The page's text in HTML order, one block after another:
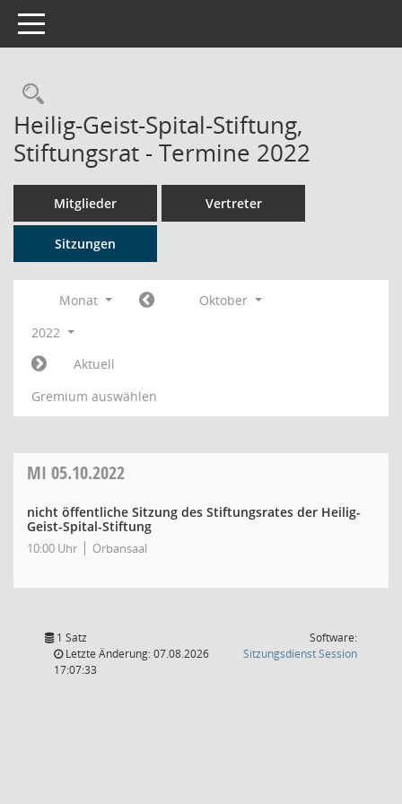
Toggle navigation
Rechercheauswahl
Heilig-Geist-Spital-Stiftung,
Stiftungsrat - Termine 2022
Mitglieder Vertreter
Sitzungen
Monat
Oktober
2022
Aktuell
Gremium auswählen
MI 05.10.2022
nicht öffentliche Sitzung des Stiftungsrates der Heilig-
Geist-Spital-Stiftung
10:00 Uhr Orbansaal
1 Satz
Letzte Änderung: 07.08.2026
17:07:33
Software:
SitzungsdienstSession(Wird in